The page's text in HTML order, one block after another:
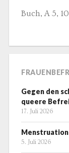
Buch, A 5,
Gegen den
queere
17. Juli 2026
5. Juli 2026